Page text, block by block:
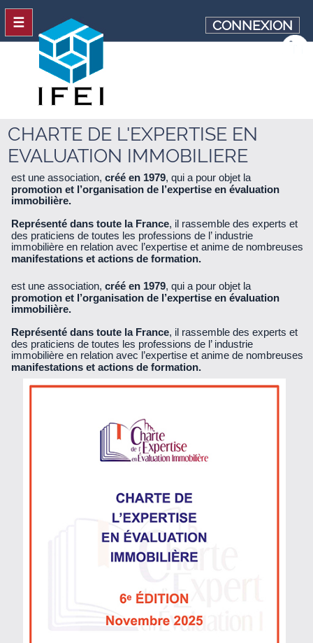
CHARTE DE L'EXPERTISE EN
EVALUATION IMMOBILIERE
est une association, créé en 1979, qui a pour objet la
promotion et l’organisation de l’expertise en évaluation
immobilière.
Représenté dans toute la France, il rassemble des experts et
des praticiens de toutes les professions de l’ industrie
immobilière en relation avec l’expertise et anime de nombreuses
manifestations et actions de formation.
est une association, créé en 1979, qui a pour objet la
promotion et l’organisation de l’expertise en évaluation
immobilière.
Représenté dans toute la France, il rassemble des experts et
des praticiens de toutes les professions de l’ industrie
immobilière en relation avec l’expertise et anime de nombreuses
manifestations et actions de formation.
CONNEXION
☰